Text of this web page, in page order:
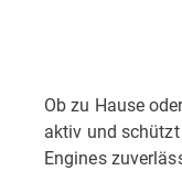
Ob zu Hause
aktiv und
Engines